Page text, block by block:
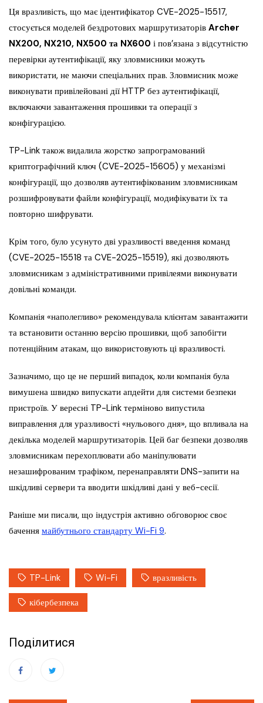
Ця вразливість, що має ідентифікатор CVE-2025-15517,
стосується моделей бездротових маршрутизаторів Archer
NX200, NX210, NX500 та NX600 і пов’язана з відсутністю
перевірки аутентифікації, яку зловмисники можуть
використати, не маючи спеціальних прав. Зловмисник може
виконувати привілейовані дії HTTP без аутентифікації,
включаючи завантаження прошивки та операції з
конфігурацією.
TP-Link також видалила жорстко запрограмований
криптографічний ключ (CVE-2025-15605) у механізмі
конфігурації, що дозволяв аутентифікованим зловмисникам
розшифровувати файли конфігурації, модифікувати їх та
повторно шифрувати.
Крім того, було усунуто дві уразливості введення команд
(CVE-2025-15518 та CVE-2025-15519), які дозволяють
зловмисникам з адміністративними привілеями виконувати
довільні команди.
Компанія «наполегливо» рекомендувала клієнтам завантажити
та встановити останню версію прошивки, щоб запобігти
потенційним атакам, що використовують ці вразливості.
Зазначимо, що це не перший випадок, коли компанія була
вимушена швидко випускати апдейти для системи безпеки
пристроїв. У вересні TP-Link терміново випустила
виправлення для уразливості «нульового дня», що впливала на
декілька моделей маршрутизаторів. Цей баг безпеки дозволяв
зловмисникам перехоплювати або маніпулювати
незашифрованим трафіком, перенаправляти DNS-запити на
шкідливі сервери та вводити шкідливі дані у веб-сесії.
Раніше ми писали, що індустрія активно обговорює своє
бачення майбутнього стандарту Wi-Fi 9.
TP-Link Wi-Fi вразливість
кібербезпека
Поділитися